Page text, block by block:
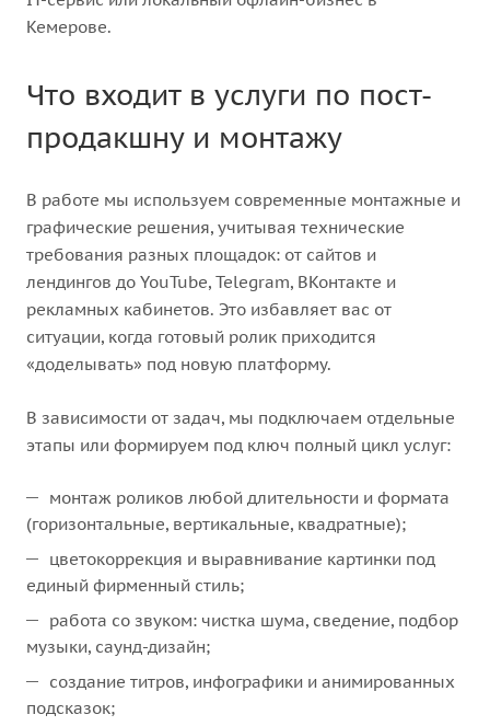
Кемерове.
Что входит в услуги по пост-
продакшну и монтажу
В работе мы используем современные монтажные и
графические решения, учитывая технические
требования разных площадок: от сайтов и
лендингов до YouTube, Telegram, ВКонтакте и
рекламных кабинетов. Это избавляет вас от
ситуации, когда готовый ролик приходится
«доделывать» под новую платформу.
В зависимости от задач, мы подключаем отдельные
этапы или формируем под ключ полный цикл услуг:
монтаж роликов любой длительности и формата
(горизонтальные, вертикальные, квадратные);
цветокоррекция и выравнивание картинки под
единый фирменный стиль;
работа со звуком: чистка шума, сведение, подбор
музыки, саунд-дизайн;
создание титров, инфографики и анимированных
подсказок;